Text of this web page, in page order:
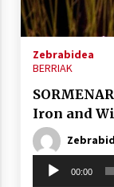
Zebrabidea
BERRIAK
Iron and
Soinu
00:00